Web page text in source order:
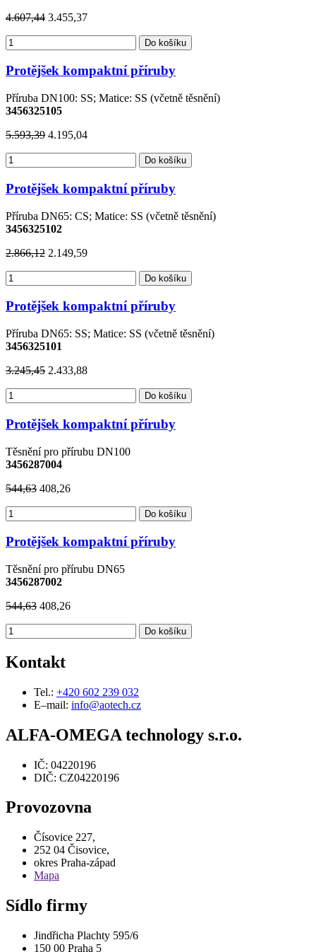
4.607,44 3.455,37
Do košíku
Protějšek kompaktní příruby
Příruba DN100: SS; Matice: SS (včetně těsnění)
3456325105
5.593,39 4.195,04
Do košíku
Protějšek kompaktní příruby
Příruba DN65: CS; Matice: SS (včetně těsnění)
3456325102
2.866,12 2.149,59
Do košíku
Protějšek kompaktní příruby
Příruba DN65: SS; Matice: SS (včetně těsnění)
3456325101
3.245,45 2.433,88
Do košíku
Protějšek kompaktní příruby
Těsnění pro přírubu DN100
3456287004
544,63 408,26
Do košíku
Protějšek kompaktní příruby
Těsnění pro přírubu DN65
3456287002
544,63 408,26
Do košíku
Kontakt
Tel.: +420 602 239 032
E–mail: info@aotech.cz
ALFA-OMEGA technology s.r.o.
IČ: 04220196
DIČ: CZ04220196
Provozovna
Čísovice 227,
252 04 Čisovice,
okres Praha-západ
Mapa
Sídlo firmy
Jindřicha Plachty 595/6
150 00 Praha 5